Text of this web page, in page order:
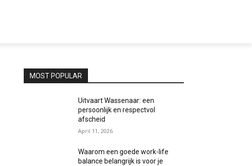
MOST POPULAR
Uitvaart Wassenaar: een
persoonlijk en respectvol
afscheid
April 11, 2026
Waarom een goede work-life
balance belangrijk is voor je